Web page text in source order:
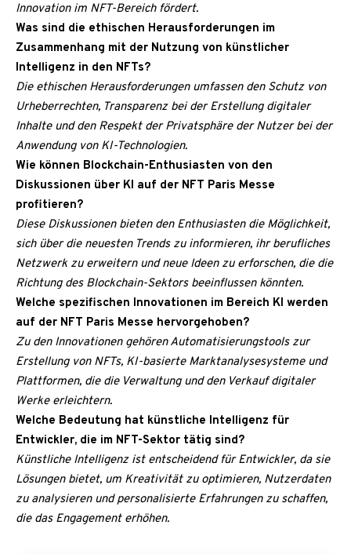
Innovation im NFT-Bereich fördert.
Was sind die ethischen Herausforderungen im
Zusammenhang mit der Nutzung von künstlicher
Intelligenz in den NFTs?
Die ethischen Herausforderungen umfassen den Schutz von
Urheberrechten, Transparenz bei der Erstellung digitaler
Inhalte und den Respekt der Privatsphäre der Nutzer bei der
Anwendung von KI-Technologien.
Wie können Blockchain-Enthusiasten von den
Diskussionen über KI auf der NFT Paris Messe
profitieren?
Diese Diskussionen bieten den Enthusiasten die Möglichkeit,
sich über die neuesten Trends zu informieren, ihr berufliches
Netzwerk zu erweitern und neue Ideen zu erforschen, die die
Richtung des Blockchain-Sektors beeinflussen könnten.
Welche spezifischen Innovationen im Bereich KI werden
auf der NFT Paris Messe hervorgehoben?
Zu den Innovationen gehören Automatisierungstools zur
Erstellung von NFTs, KI-basierte Marktanalysesysteme und
Plattformen, die die Verwaltung und den Verkauf digitaler
Werke erleichtern.
Welche Bedeutung hat künstliche Intelligenz für
Entwickler, die im NFT-Sektor tätig sind?
Künstliche Intelligenz ist entscheidend für Entwickler, da sie
Lösungen bietet, um Kreativität zu optimieren, Nutzerdaten
zu analysieren und personalisierte Erfahrungen zu schaffen,
die das Engagement erhöhen.